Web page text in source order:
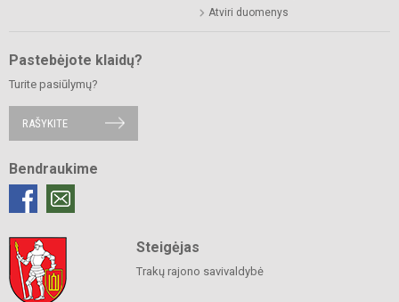
Atviri duomenys
Pastebėjote klaidų?
Turite pasiūlymų?
RAŠYKITE
Bendraukime
Steigėjas
Trakų rajono savivaldybė